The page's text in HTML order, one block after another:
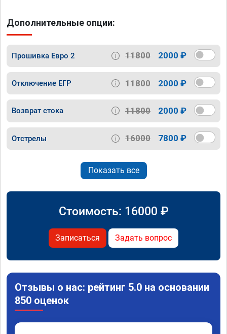
Дополнительные опции:
Прошивка Евро 2 11800 2000 ₽
Отключение ЕГР 11800 2000 ₽
Возврат стока 11800 2000 ₽
Отстрелы 16000 7800 ₽
Показать все
Стоимость: 16000 ₽
Записаться Задать вопрос
Отзывы о нас: рейтинг 5.0 на основании
850 оценок